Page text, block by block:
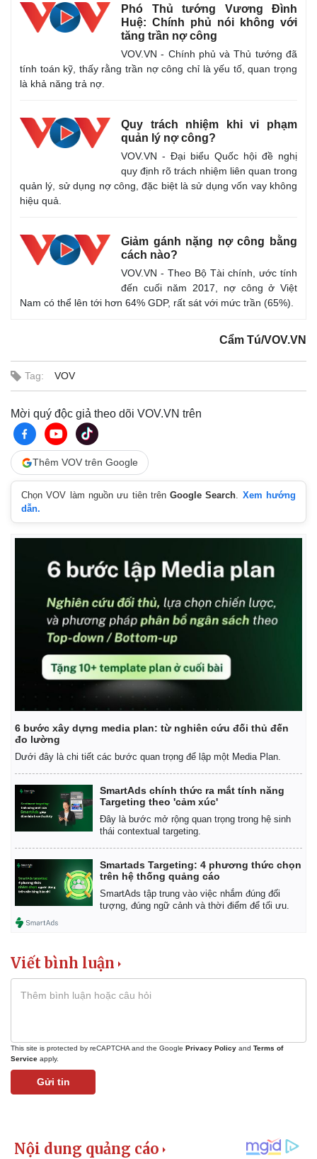
Pháp luật
Tin nóng
Tư vấn luật
Quân sự - Quốc phòng
Vũ khí
Việt Nam
Phân tích
Phó Thủ tướng Vương Đình
Huệ: Chính phủ nói không với
tăng trần nợ công
VOV.VN - Chính phủ và Thủ tướng đã
tính toán kỹ, thấy rằng trần nợ công chỉ là yếu tố, quan trọng
là khả năng trả nợ.
Quy trách nhiệm khi vi phạm
quản lý nợ công?
VOV.VN - Đại biểu Quốc hội đề nghị
quy định rõ trách nhiệm liên quan trong
quản lý, sử dụng nợ công, đặc biệt là sử dụng vốn vay không
hiệu quả.
Giảm gánh nặng nợ công bằng
cách nào?
VOV.VN - Theo Bộ Tài chính, ước tính
đến cuối năm 2017, nợ công ở Việt
Nam có thể lên tới hơn 64% GDP, rất sát với mức trần (65%).
Cẩm Tú/VOV.VN
Tag: VOV
Mời quý độc giả theo dõi VOV.VN trên
Thêm VOV trên Google
Chọn VOV làm nguồn ưu tiên trênGoogle Search. Xem hướng
dẫn.
6 bước xây dựng media plan: từ nghiên cứu đối thủ đến
đo lường
Dưới đây là chi tiết các bước quan trọng để lập một Media Plan.
SmartAds chính thức ra mắt tính năng
Targeting theo 'cảm xúc'
Đây là bước mở rộng quan trọng trong hệ sinh
thái contextual targeting.
Smartads Targeting: 4 phương thức chọn
trên hệ thống quảng cáo
SmartAds tập trung vào việc nhắm đúng đối
tượng, đúng ngữ cảnh và thời điểm để tối ưu.
Viết bình luận
This site is protected by reCAPTCHA and the Google Privacy Policy and Terms of
Service apply.
Gửi tin